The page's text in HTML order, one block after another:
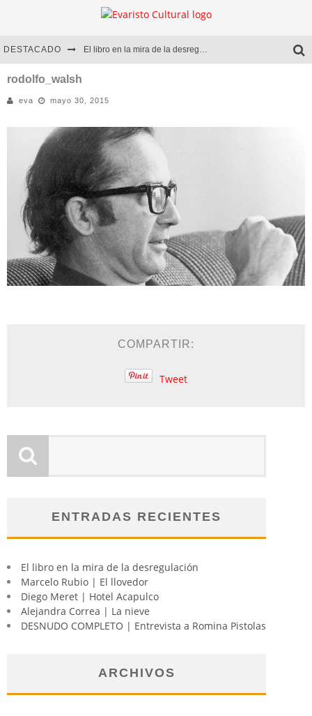
DESTACADO El libro en la mira de la desregulación
Diego Meret | Hotel Acapulco
Alejandra Correa | La nieve
rodolfo_walsh
eva mayo 30, 2015
COMPARTIR:
Tweet
ENTRADAS RECIENTES
El libro en la mira de la desregulación
Marcelo Rubio | El llovedor
Diego Meret | Hotel Acapulco
Alejandra Correa | La nieve
DESNUDO COMPLETO | Entrevista a Romina Pistolas
ARCHIVOS